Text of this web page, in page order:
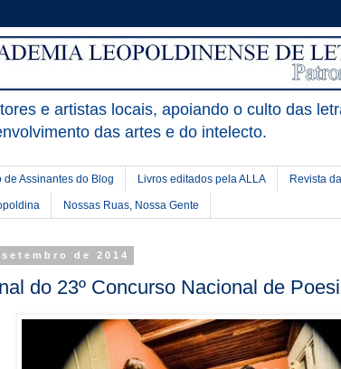
e artistas locais, apoiando o culto das
das artes e do intelecto.
de Assinantes do Blog Livros editados pela ALLA Revista
Nossas Ruas, Nossa Gente
de 2014
do 23º Concurso Nacional de